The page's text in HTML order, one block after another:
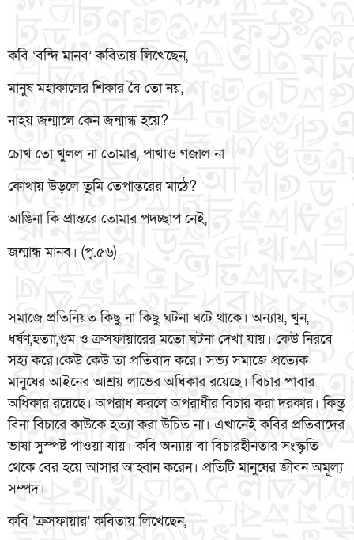
কবি ‘বন্দি মানব’ কবিতায় লিখেছেন,
মানুষ মহাকালের শিকার বৈ তো নয়,
নাহয় জন্মালে কেন জন্মান্ধ হয়ে?
চোখ তো খুলল না তোমার, পাখাও গজাল না
কোথায় উড়লে তুমি তেপান্তরের মাঠে?
আঙিনা কি প্রান্তরে তোমার পদচ্ছাপ নেই,
জন্মান্ধ মানব। (পৃ.৫৬)
সমাজে প্রতিনিয়ত কিছু না কিছু ঘটনা ঘটে থাকে। অন্যায়, খুন,
ধর্ষণ,হত্যা,গুম ও ক্রসফায়ারের মতো ঘটনা দেখা যায়। কেউ নিরবে
সহ্য করে।কেউ কেউ তা প্রতিবাদ করে। সভ্য সমাজে প্রত্যেক
মানুষের আইনের আশ্রয় লাভের অধিকার রয়েছে। বিচার পাবার
অধিকার রয়েছে। অপরাধ করলে অপরাধীর বিচার করা দরকার। কিন্তু
বিনা বিচারে কাউকে হত্যা করা উচিত না। এখানেই কবির প্রতিবাদের
ভাষা সুস্পষ্ট পাওয়া যায়। কবি অন্যায় বা বিচারহীনতার সংস্কৃতি
থেকে বের হয়ে আসার আহ্বান করেন। প্রতিটি মানুষের জীবন অমূল্য
সম্পদ।
কবি ‘ক্রসফায়ার’ কবিতায় লিখেছেন,